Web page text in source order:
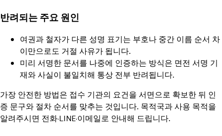
반려되는 주요 원인
여권과 철자가 다른 성명 표기는 부호나 중간 이름 순서 차
이만으로도 거절 사유가 됩니다.
미리 서명한 문서를 나중에 인증하는 방식은 면전 서명 기
재와 사실이 불일치해 통상 전부 반려됩니다.
가장 안전한 방법은 접수 기관의 요건을 서면으로 확보한 뒤 인
증 문구와 절차 순서를 맞추는 것입니다. 목적국과 사용 목적을
알려주시면 전화·LINE·이메일로 안내해 드립니다.